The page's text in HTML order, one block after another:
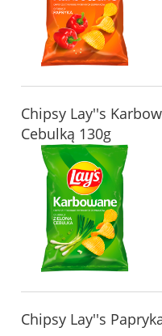
Chipsy Lay''s
Cebulką 130g
Chipsy Lay''s